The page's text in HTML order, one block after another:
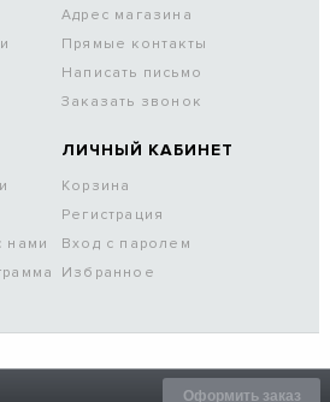
Адрес магазина
Прямые контакты
Написать письмо
Заказать звонок
нами
ЛИЧНЫЙ КАБИНЕТ
Корзина
Регистрация
Вход с паролем
Избранное
Оформить заказ